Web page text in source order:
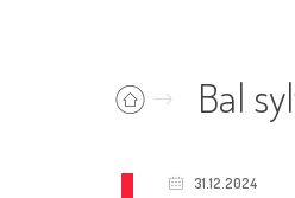
Bal
31.12.2024